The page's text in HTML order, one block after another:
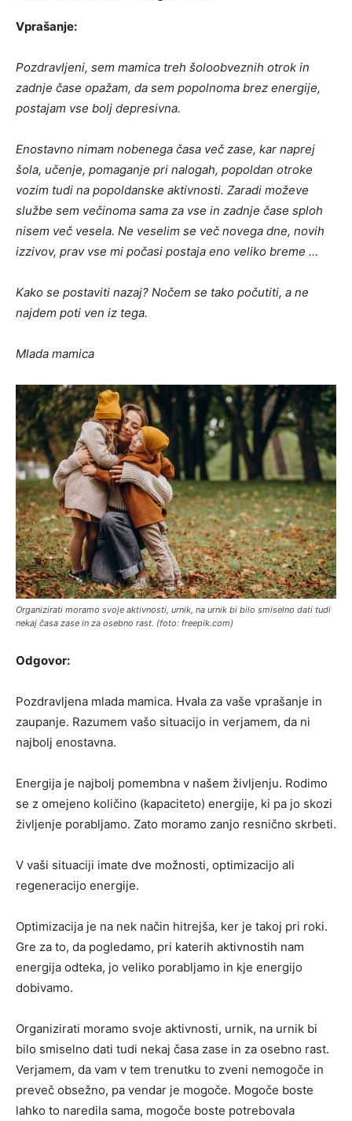
Vprašanje:
Pozdravljeni, sem mamica treh šoloobveznih otrok in
zadnje čase opažam, da sem popolnoma brez energije,
postajam vse bolj depresivna.
Enostavno nimam nobenega časa več zase, kar naprej
šola, učenje, pomaganje pri nalogah, popoldan otroke
vozim tudi na popoldanske aktivnosti. Zaradi moževe
službe sem večinoma sama za vse in zadnje čase sploh
nisem več vesela. Ne veselim se več novega dne, novih
izzivov, prav vse mi počasi postaja eno veliko breme …
Kako se postaviti nazaj? Nočem se tako počutiti, a ne
najdem poti ven iz tega.
Mlada mamica
Organizirati moramo svoje aktivnosti, urnik, na urnik bi bilo smiselno dati tudi
nekaj časa zase in za osebno rast. (foto: freepik.com)
Odgovor:
Pozdravljena mlada mamica. Hvala za vaše vprašanje in
zaupanje. Razumem vašo situacijo in verjamem, da ni
najbolj enostavna.
Energija je najbolj pomembna v našem življenju. Rodimo
se z omejeno količino (kapaciteto) energije, ki pa jo skozi
življenje porabljamo. Zato moramo zanjo resnično skrbeti.
V vaši situaciji imate dve možnosti, optimizacijo ali
regeneracijo energije.
Optimizacija je na nek način hitrejša, ker je takoj pri roki.
Gre za to, da pogledamo, pri katerih aktivnostih nam
energija odteka, jo veliko porabljamo in kje energijo
dobivamo.
Organizirati moramo svoje aktivnosti, urnik, na urnik bi
bilo smiselno dati tudi nekaj časa zase in za osebno rast.
Verjamem, da vam v tem trenutku to zveni nemogoče in
preveč obsežno, pa vendar je mogoče. Mogoče boste
lahko to naredila sama, mogoče boste potrebovala